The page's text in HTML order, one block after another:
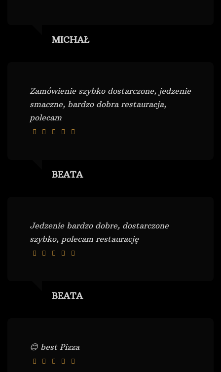
MICHAŁ
Zamówienie szybko dostarczone, jedzenie
smaczne, bardzo dobra restauracja,
polecam
BEATA
Jedzenie bardzo dobre, dostarczone
szybko, polecam restaurację
BEATA
😊 best Pizza